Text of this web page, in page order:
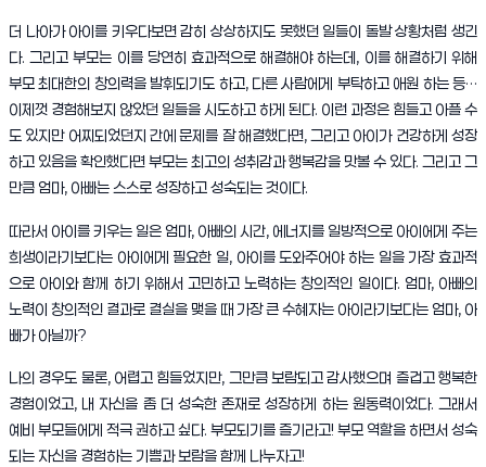
더 나아가 아이를 키우다보면 감히 상상하지도 못했던 일들이 돌발 상황처럼 생긴
다. 그리고 부모는 이를 당연히 효과적으로 해결해야 하는데, 이를 해결하기 위해
부모 최대한의 창의력을 발휘되기도 하고, 다른 사람에게 부탁하고 애원 하는 등…
이제껏 경험해보지 않았던 일들을 시도하고 하게 된다. 이런 과정은 힘들고 아플 수
도 있지만 어찌되었던지 간에 문제를 잘 해결했다면, 그리고 아이가 건강하게 성장
하고 있음을 확인했다면 부모는 최고의 성취감과 행복감을 맛볼 수 있다. 그리고 그
만큼 엄마, 아빠는 스스로 성장하고 성숙되는 것이다.
따라서 아이를 키우는 일은 엄마, 아빠의 시간, 에너지를 일방적으로 아이에게 주는
희생이라기보다는 아이에게 필요한 일, 아이를 도와주어야 하는 일을 가장 효과적
으로 아이와 함께 하기 위해서 고민하고 노력하는 창의적인 일이다. 엄마, 아빠의
노력이 창의적인 결과로 결실을 맺을 때 가장 큰 수혜자는 아이라기보다는 엄마, 아
빠가 아닐까?
나의 경우도 물론, 어렵고 힘들었지만, 그만큼 보람되고 감사했으며 즐겁고 행복한
경험이었고, 내 자신을 좀 더 성숙한 존재로 성장하게 하는 원동력이었다. 그래서
예비 부모들에게 적극 권하고 싶다. 부모되기를 즐기라고! 부모 역할을 하면서 성숙
되는 자신을 경험하는 기쁨과 보람을 함께 나누자고!